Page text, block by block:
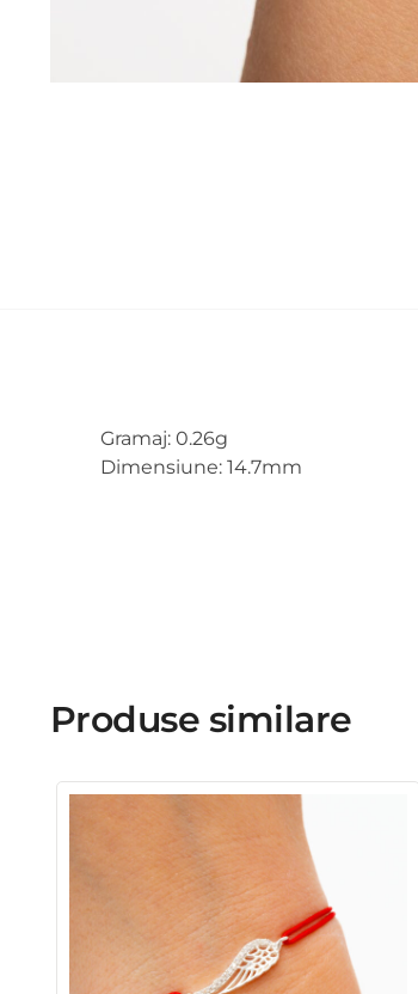
Gramaj: 0.26g
Dimensiune: 14.7mm
Produse similare